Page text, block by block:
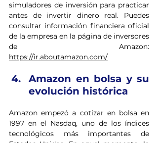
simuladores de inversión para practicar
antes de invertir dinero real. Puedes
consultar información financiera oficial
de la empresa en la página de inversores
https://ir.aboutamazon.com/
Amazon en bolsa y su
evolución histórica
Amazon empezó a cotizar en bolsa en
1997 en el Nasdaq, uno de los índices
tecnológicos más importantes de